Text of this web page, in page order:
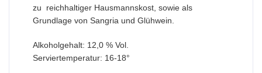
zu reichhaltiger Hausmannskost, sowie als
Grundlage von Sangria und Glühwein.
Alkoholgehalt: 12,0 % Vol.
Serviertemperatur: 16-18°